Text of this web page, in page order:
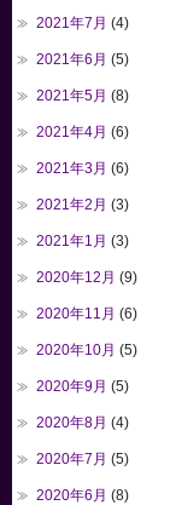
2021年7月 (4)
2021年6月 (5)
2021年5月 (8)
2021年4月 (6)
2021年3月 (6)
2021年2月 (3)
2021年1月 (3)
2020年12月 (9)
2020年11月 (6)
2020年10月 (5)
2020年9月 (5)
2020年8月 (4)
2020年7月 (5)
2020年6月 (8)